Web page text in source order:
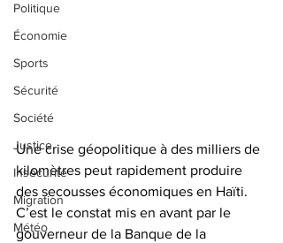
Politique
Économie
Sports
Sécurité
Société
Justice
Insécurité
Migration
Météo
Une crise géopolitique à des milliers de
kilomètres peut rapidement produire
des secousses économiques en Haïti.
C’est le constat mis en avant par le
gouverneur de la Banque de la